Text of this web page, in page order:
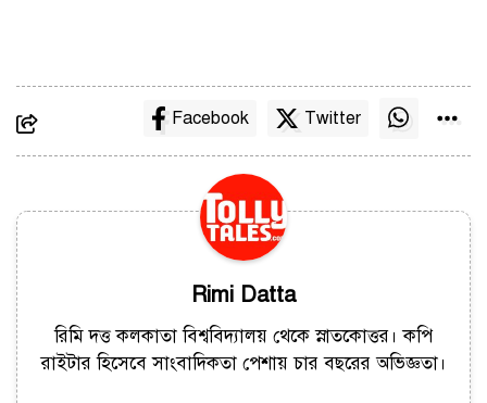
Facebook Twitter
Rimi Datta
রিমি দত্ত কলকাতা বিশ্ববিদ্যালয় থেকে স্নাতকোত্তর। কপি
রাইটার হিসেবে সাংবাদিকতা পেশায় চার বছরের অভিজ্ঞতা।